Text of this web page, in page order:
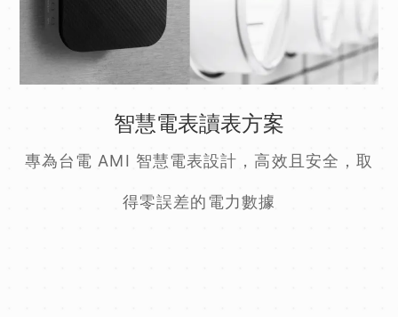
智慧電表讀表方案
專為台電 AMI 智慧電表設計，高效且安全，取
得零誤差的電力數據